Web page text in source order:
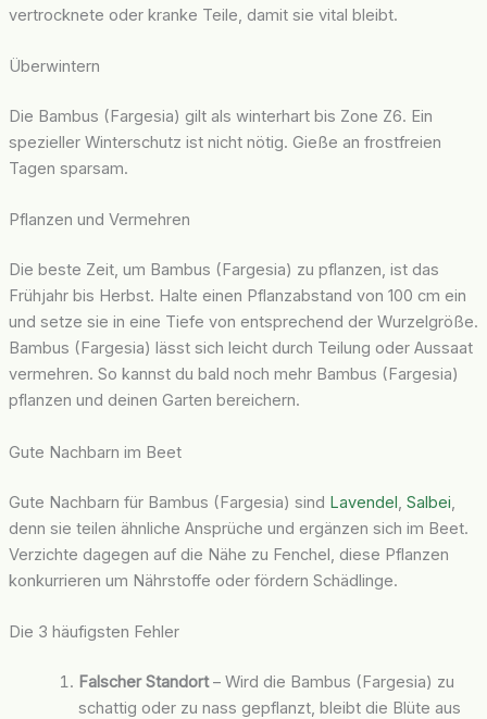
vertrocknete oder kranke Teile, damit sie vital bleibt.
Überwintern
Die Bambus (Fargesia) gilt als winterhart bis Zone Z6. Ein
spezieller Winterschutz ist nicht nötig. Gieße an frostfreien
Tagen sparsam.
Pflanzen und Vermehren
Die beste Zeit, um Bambus (Fargesia) zu pflanzen, ist das
Frühjahr bis Herbst. Halte einen Pflanzabstand von 100 cm ein
und setze sie in eine Tiefe von entsprechend der Wurzelgröße.
Bambus (Fargesia) lässt sich leicht durch Teilung oder Aussaat
vermehren. So kannst du bald noch mehr Bambus (Fargesia)
pflanzen und deinen Garten bereichern.
Gute Nachbarn im Beet
Gute Nachbarn für Bambus (Fargesia) sind Lavendel Salbei
denn sie teilen ähnliche Ansprüche und ergänzen sich im Beet.
Verzichte dagegen auf die Nähe zu Fenchel, diese Pflanzen
konkurrieren um Nährstoffe oder fördern Schädlinge.
Die 3 häufigsten Fehler
Falscher Standort– Wird die Bambus (Fargesia) zu
schattig oder zu nass gepflanzt, bleibt die Blüte aus